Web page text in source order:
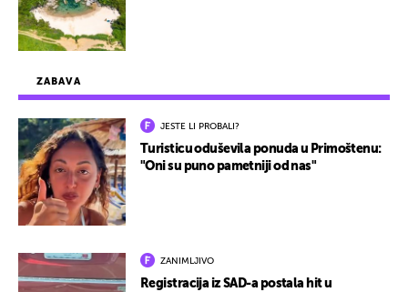
ZABAVA
JESTE LI PROBALI?
Turisticu oduševila ponuda u Primoštenu:
"Oni su puno pametniji od nas"
ZANIMLJIVO
Registracija iz SAD-a postala hit u